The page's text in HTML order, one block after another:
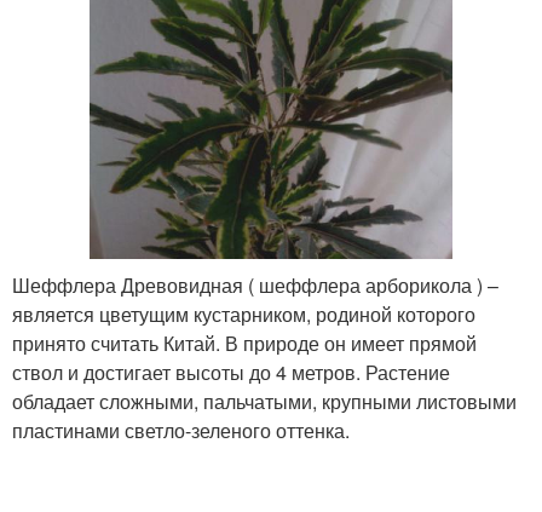
Шеффлера Древовидная ( шеффлера арборикола ) –
является цветущим кустарником, родиной которого
принято считать Китай. В природе он имеет прямой
ствол и достигает высоты до 4 метров. Растение
обладает сложными, пальчатыми, крупными листовыми
пластинами светло-зеленого оттенка.